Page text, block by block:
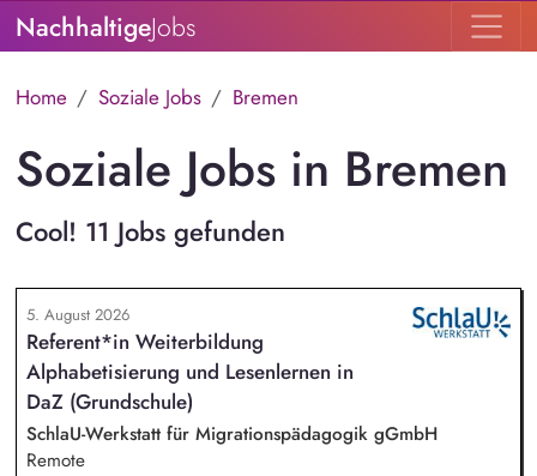
NachhaltigeJobs
Home Soziale Jobs Bremen
Soziale Jobs in Bremen
Cool! 11 Jobs gefunden
5. August 2026
Referent*in Weiterbildung
Alphabetisierung und Lesenlernen in
DaZ (Grundschule)
SchlaU-Werkstatt für Migrationspädagogik gGmbH
Remote